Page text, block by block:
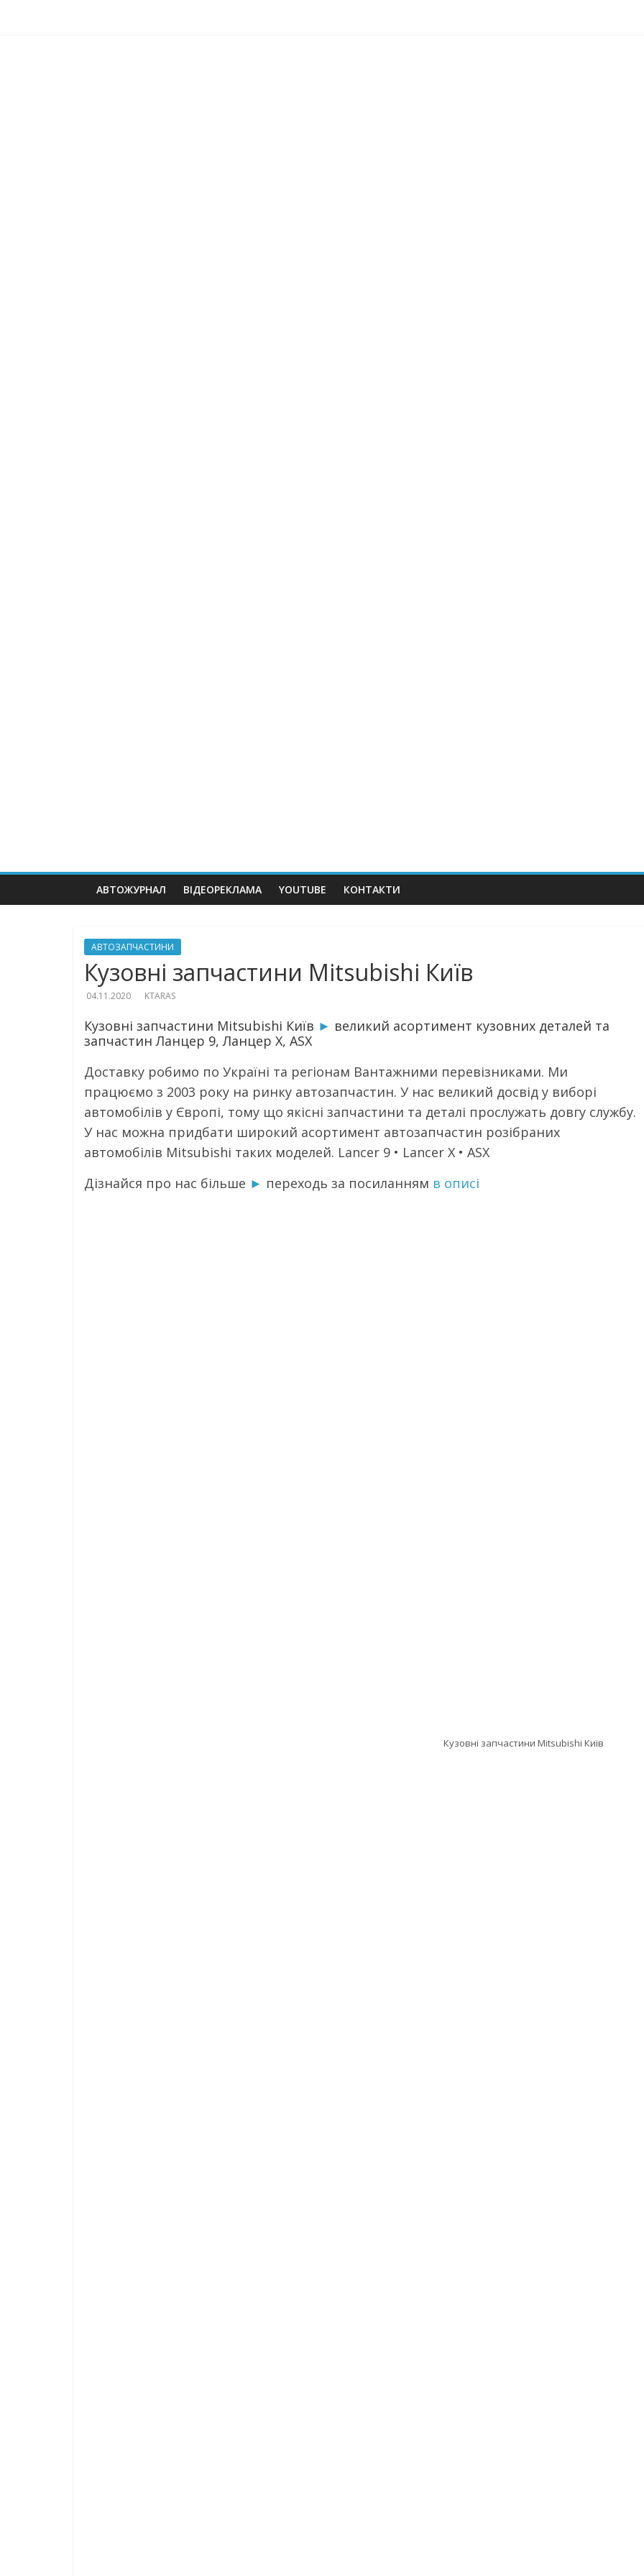
АВТОЖУРНАЛ ВІДЕОРЕКЛАМА YOUTUBE КОНТАКТИ
АВТОЗАПЧАСТИНИ
Кузовні запчастини Mitsubishi Київ
04.11.2020 KTARAS
Кузовні запчастини Mitsubishi Київ ► великий асортимент кузовних деталей та
запчастин Ланцер 9, Ланцер Х, АSX
Доставку робимо по Україні та регіонам Вантажними перевізниками. Ми
працюємо з 2003 року на ринку автозапчастин. У нас великий досвід у виборі
автомобілів у Європі, тому що якісні запчастини та деталі прослужать довгу службу.
У нас можна придбати широкий асортимент автозапчастин розібраних
автомобілів Mitsubishi таких моделей. Lancer 9 • Lancer X • АSX
Дізнайся про нас більше ► переходь за посиланням в описі
Кузовні запчастини Mitsubishi Київ